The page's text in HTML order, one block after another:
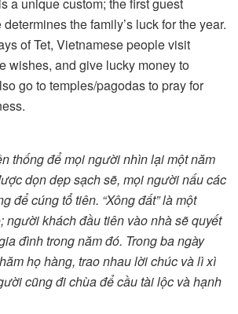
the family’s luck for the year.
of Tet, Vietnamese people visit
wishes, and give lucky money to
go to temples/pagodas to pray for
thống để mọi người nhìn lại một năm
dọn dẹp sạch sẽ, mọi người nấu các
để cúng tổ tiên. “Xông đất” là một
người khách đầu tiên vào nhà sẽ quyết
đình trong năm đó. Trong ba ngày
họ hàng, trao nhau lời chúc và lì xì
cũng đi chùa để cầu tài lộc và hạnh